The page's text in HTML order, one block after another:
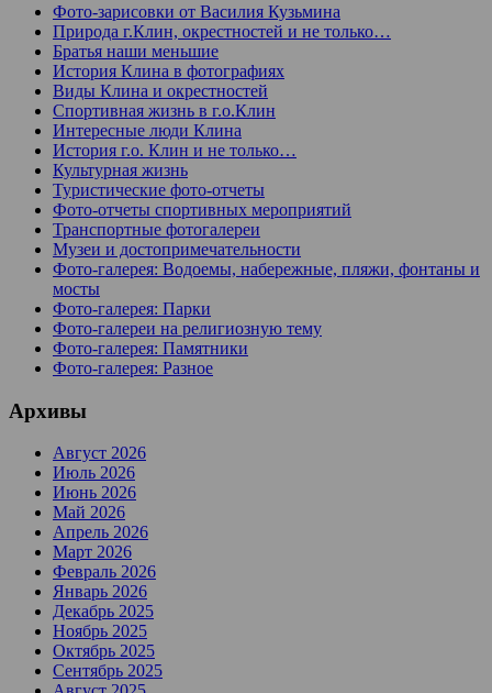
Фото-зарисовки от Василия Кузьмина
Природа г.Клин, окрестностей и не только…
Братья наши меньшие
История Клина в фотографиях
Виды Клина и окрестностей
Спортивная жизнь в г.о.Клин
Интересные люди Клина
История г.о. Клин и не только…
Культурная жизнь
Туристические фото-отчеты
Фото-отчеты спортивных мероприятий
Транспортные фотогалереи
Музеи и достопримечательности
Фото-галерея: Водоемы, набережные, пляжи, фонтаны и
мосты
Фото-галерея: Парки
Фото-галереи на религиозную тему
Фото-галерея: Памятники
Фото-галерея: Разное
Архивы
Август 2026
Июль 2026
Июнь 2026
Май 2026
Апрель 2026
Март 2026
Февраль 2026
Январь 2026
Декабрь 2025
Ноябрь 2025
Октябрь 2025
Сентябрь 2025